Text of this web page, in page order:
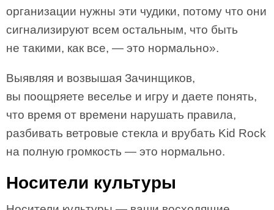
организации нужны эти чудики, потому что они
сигнализируют всем остальным, что быть
не такими, как все, — это нормально».
Выявляя и возвышая Зачинщиков,
вы поощряете веселье и игру и даете понять,
что время от времени нарушать правила,
разбивать ветровые стекла и врубать Kid Rock
на полную громкость — это нормально.
Носители культуры